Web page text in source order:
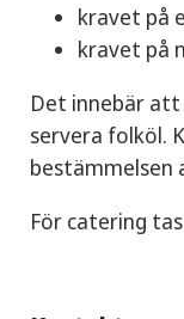
kravet på
kravet på
Det innebär
servera folköl.
bestämmelsen
För catering